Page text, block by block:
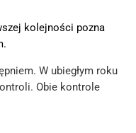
kolejności pozna
W ubiegłym roku
Obie kontrole